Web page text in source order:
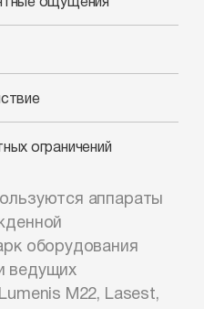
ощущения
ограничений
аппараты
оборудования
ведущих
M22, Lasest,